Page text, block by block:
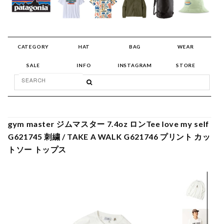
CATEGORY HAT BAG WEAR
SALE INFO INSTAGRAM STORE
gym master ジムマスター 7.4oz ロンTee love my self
G621745 刺繍 / TAKE A WALK G621746 プリント カッ
トソー トップス